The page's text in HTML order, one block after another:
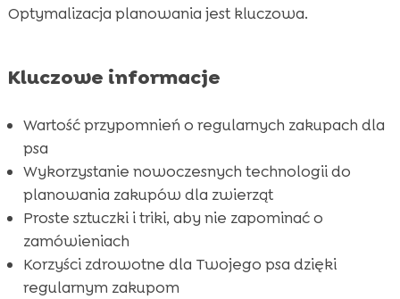
 Zalety hypoalergicznych formuł
Pielęgnacja psa z produktami Chloé
 Najlepsze praktyki przy ustawieniu
 Otrzymuj powiadomienia na swoim telefonie
Znaczenie regularnych zakupów dla zdrowia
psa
Wniosek
 FAQ
Optymalizacja planowania jest kluczowa.
Kluczowe informacje
Wartość przypomnień o regularnych zakupach dla
psa
Wykorzystanie nowoczesnych technologii do
planowania zakupów dla zwierząt
Proste sztuczki i triki, aby nie zapominać o
zamówieniach
Korzyści zdrowotne dla Twojego psa dzięki
regularnym zakupom